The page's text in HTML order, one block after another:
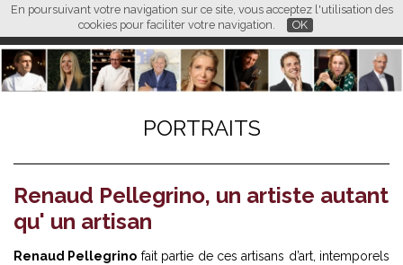
En poursuivant votre navigation sur ce site, vous acceptez l'utilisation des
cookies pour faciliter votre navigation.
OK
FR EN CN
L M
PORTRAITS
Renaud Pellegrino, un artiste autant
qu' un artisan
Renaud Pellegrino fait partie de ces artisans d’art, intemporels